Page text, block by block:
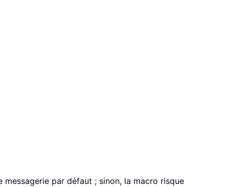
par défaut ; sinon, la macro risque